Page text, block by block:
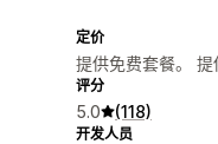
定价
提供免费套餐。 提
评分
5.0 (118)
开发人员